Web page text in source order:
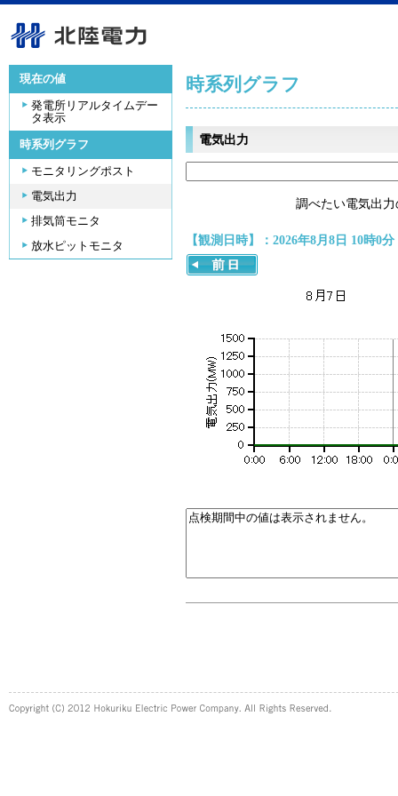
現在の値
発電所リアルタイムデー
タ表示
時系列グラフ
モニタリングポスト
電気出力
排気筒モニタ
放水ピットモニタ
時系列グラフ
電気出力
調べたい電気出
【観測日時】：2026年8月8日 10時0分